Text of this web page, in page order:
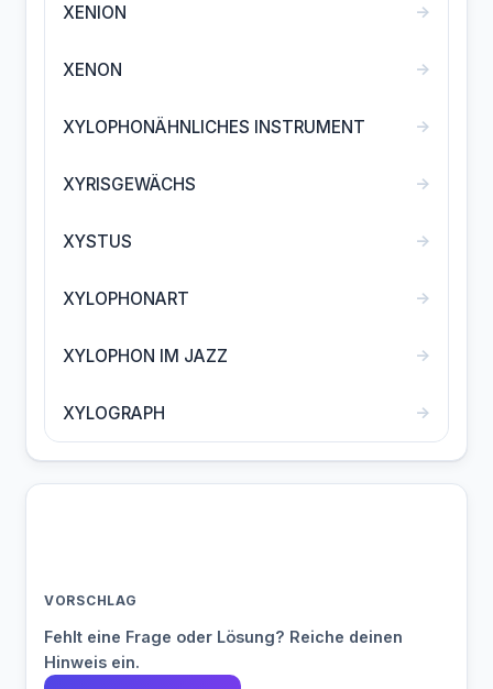
XENION →
XENON →
XYLOPHONÄHNLICHES INSTRUMENT →
XYRISGEWÄCHS →
XYSTUS →
XYLOPHONART →
XYLOPHON IM JAZZ →
XYLOGRAPH →
VORSCHLAG
Fehlt eine Frage oder Lösung? Reiche deinen
Hinweis ein.